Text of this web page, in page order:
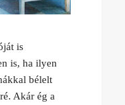
is
is, ha ilyen
bélelt
Akár ég a